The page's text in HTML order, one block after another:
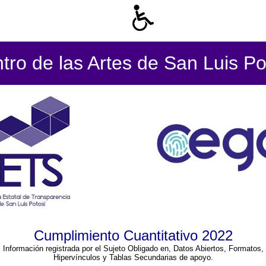
de las Artes de San Luis
Cumplimiento Cuantitativo 2022
Información registrada por el Sujeto Obligado en, Datos Abiertos, Formatos,
Hipervínculos y Tablas Secundarias de apoyo.